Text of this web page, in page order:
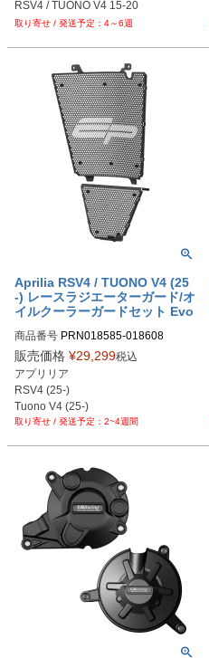
RSV4 / TUONO V4 15-20
4～6週
Aprilia RSV4 / TUONO V4 (25
-) レースラジエーターガード/オ
イルクーラーガードセット Evo
商品番号 PRN018585-018608
PRN018585-018608-01
PRN018585-018608-02
PRN018585-018608-03
PRN018585-018608-04
販売価格 ¥29,299税込
アプリリア
RSV4 (25-)
Tuono V4 (25-)
2~4週間